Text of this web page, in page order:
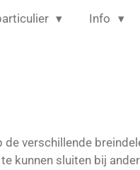
Info
verschillende
kunnen sluiten bij